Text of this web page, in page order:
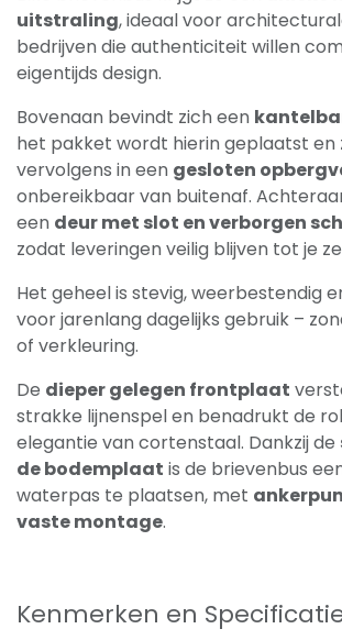
uitstraling, ideaal voor
bedrijven die authenticiteit willen
eigentijds design.
Bovenaan bevindt zich een
het pakket wordt hierin geplaatst en
vervolgens in een gesloten
onbereikbaar van buitenaf.
een deur met slot en verborgen
zodat leveringen veilig blijven tot je
Het geheel is stevig, weerbestendig
voor jarenlang dagelijks gebruik –
of verkleuring.
De dieper gelegen frontplaat
strakke lijnenspel en benadrukt de
elegantie van cortenstaal. Dankzij de
de bodemplaat is de brievenbus
waterpas te plaatsen, met
vaste montage.
Kenmerken en